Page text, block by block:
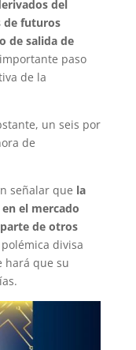
del
de futuros
de salida de
paso
de la
un seis por
de
señalar que la
el mercado
de otros
divisa
hará que su